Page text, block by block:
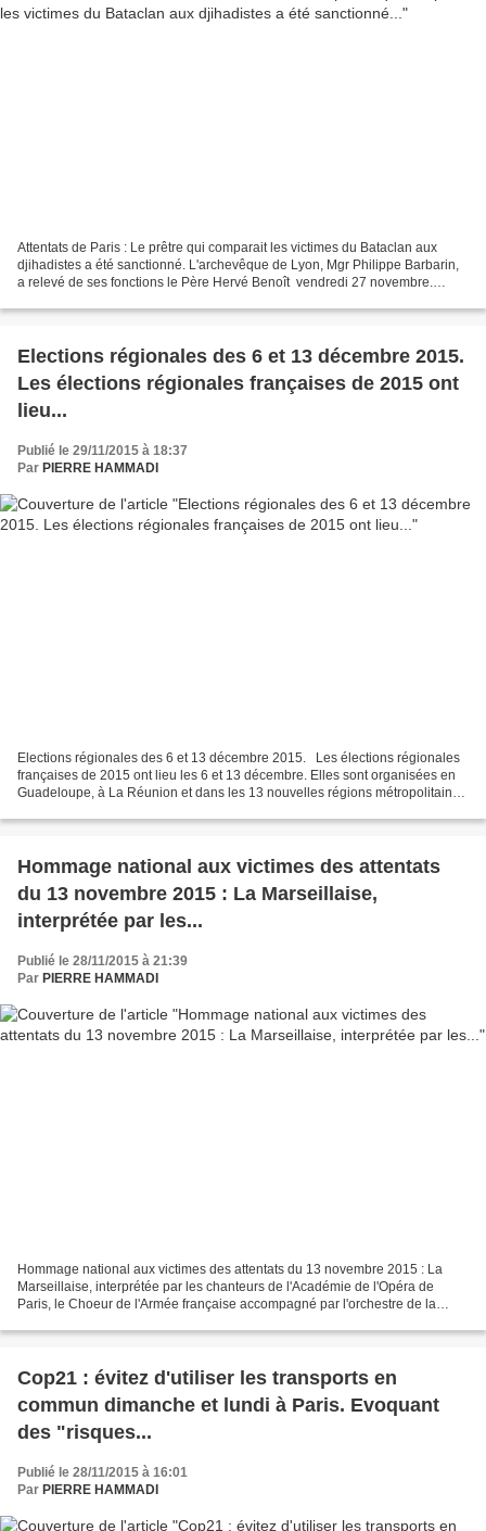
Attentats de Paris : Le prêtre qui comparait les victimes du Bataclan aux
djihadistes a été sanctionné. L'archevêque de Lyon, Mgr Philippe Barbarin,
a relevé de ses fonctions le Père Hervé Benoît vendredi 27 novembre.
Elections régionales des 6 et 13 décembre 2015.
Les élections régionales françaises de 2015 ont
lieu...
Publié le 29/11/2015 à 18:37
Par PIERRE HAMMADI
Elections régionales des 6 et 13 décembre 2015. Les élections régionales
françaises de 2015 ont lieu les 6 et 13 décembre. Elles sont organisées en
Guadeloupe, à La Réunion et dans les 13 nouvelles régions métropolitaines
Hommage national aux victimes des attentats
du 13 novembre 2015 : La Marseillaise,
interprétée par les...
Publié le 28/11/2015 à 21:39
Par PIERRE HAMMADI
Hommage national aux victimes des attentats du 13 novembre 2015 : La
Marseillaise, interprétée par les chanteurs de l'Académie de l'Opéra de
Paris, le Choeur de l'Armée française accompagné par l'orchestre de la
Cop21 : évitez d'utiliser les transports en
commun dimanche et lundi à Paris. Evoquant
des "risques...
Publié le 28/11/2015 à 16:01
Par PIERRE HAMMADI